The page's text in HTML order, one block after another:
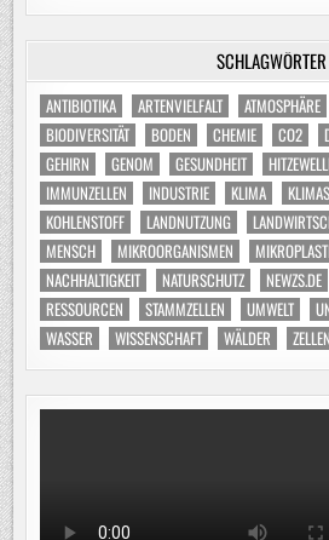
SCHLAGWÖRTER
ANTIBIOTIKA ARTENVIELFALT ATMOSPHÄRE
BIODIVERSITÄT
BODEN CHEMIE CO2
GEHIRN
GENOM GESUNDHEIT
IMMUNZELLEN
INDUSTRIE KLIMA
KOHLENSTOFF
LANDNUTZUNG
MENSCH
MIKROORGANISMEN
NACHHALTIGKEIT
NATURSCHUTZ NEWZS.DE
RESSOURCEN
STAMMZELLEN UMWELT
WASSER
WISSENSCHAFT WÄLDER ZELLEN